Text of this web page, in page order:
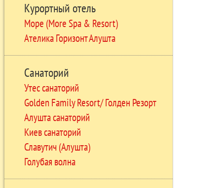
Курортный отель
Море (More Spa & Resort)
Ателика Горизонт Алушта
Санаторий
Утес санаторий
Golden Family Resort/ Голден Резорт
Алушта санаторий
Киев санаторий
Славутич (Алушта)
Голубая волна